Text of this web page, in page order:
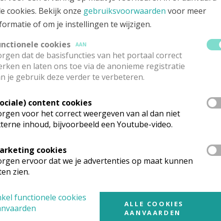
Sint-Lambrechts-Woluwe
02 762 86 62
Google Maps
Ludwig
Schaarbeek
02 205 01 59
Nederlandstalige
Mariette
Okegem
0475 58 62 84
Google Maps
cookies. Bekijk onze gebruiksvoorwaarden voor meer
of om je instellingen te wijzigen.
cookies
AAN
dat de basisfuncties van het portaal correct
en laten ons toe via de anonieme registratie
je gebruik deze verder te verbeteren.
content cookies
voor het correct weergeven van al dan niet
inhoud, bijvoorbeeld een Youtube-video.
cookies
ervoor dat we je advertenties op maat kunnen
zien.
functionele cookies
ALLE COOKIES
AANVAARDEN